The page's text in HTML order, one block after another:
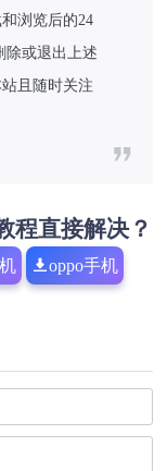
浏览后的24
除或退出上述
且随时关注
程直接解决？
oppo手机